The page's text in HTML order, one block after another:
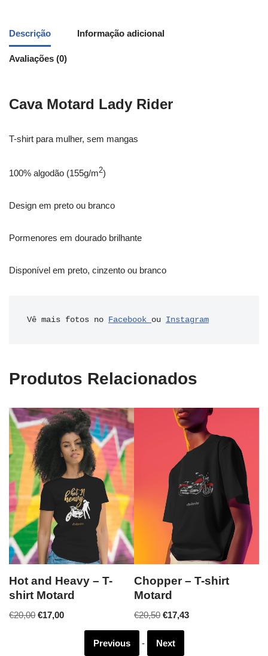
Descrição Informação adicional
Avaliações (0)
Cava Motard Lady Rider
T-shirt para mulher, sem mangas
100% algodão (155g/m2)
Design em preto ou branco
Pormenores em dourado brilhante
Disponível em preto, cinzento ou branco
Vê mais fotos no Facebook ou Instagram
Produtos Relacionados
Hot and Heavy – T-
shirt Motard
€20,00 €17,00
Chopper – T-shirt
Motard
€20,50 €17,43
Previous - Next